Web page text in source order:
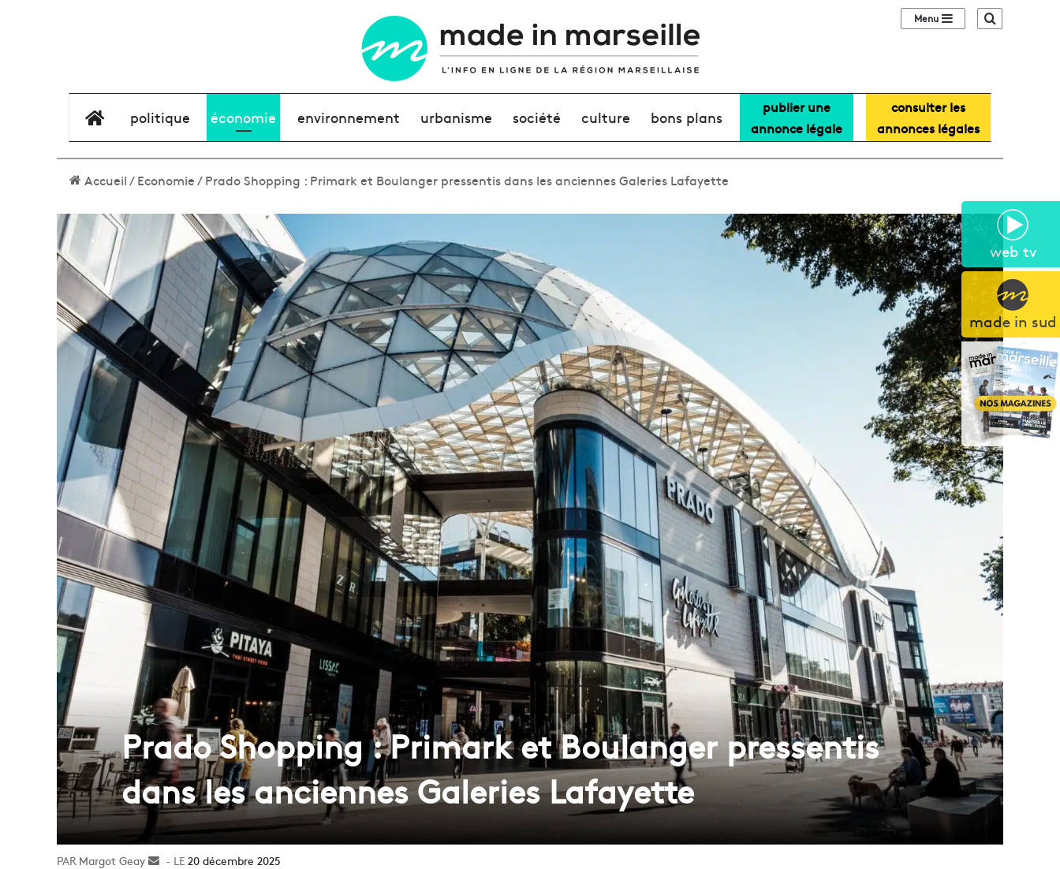
web tv
made in sud
Sidebar (barre
élément de menu
politique économie environnement urbanisme société culture bons plans
publier une
annonce légale
consulter les
annonces légales
Accueil/Economie/Prado Shopping : Primark et Boulanger pressentis dans les anciennes Galeries Lafayette
Prado Shopping : Primark et Boulanger pressentis
dans les anciennes Galeries Lafayette
Margot Geay
Envoyer20 décembre 2025